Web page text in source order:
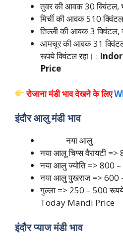
तुवर की आवक 30
मिर्ची की आवक 510
तिल्ली की आवक 3
आमचूर की आवक 31
रूपये क्विंटल रहा। :
Price
रोजाना मंडी भाव देखने के लिए
इंदौर आलु मंडी भाव
नया आलु
नया आलू चिप्स वैरायटी
नया आलु ज्योति => 800
नया आलु पुखराज => 600
गुल्ला => 250 – 500
Today Mandi Price
इंदौर प्याज मंडी भाव